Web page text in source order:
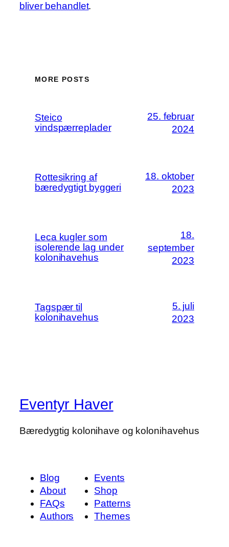
bliver behandlet.
MORE POSTS
Steico
vindspærreplader
25. februar
2024
Rottesikring af
bæredygtigt byggeri
18. oktober
2023
Leca kugler som
isolerende lag under
kolonihavehus
18.
september
2023
Tagspær til
kolonihavehus
5. juli
2023
Eventyr Haver
Bæredygtig kolonihave og kolonihavehus
Blog
About
FAQs
Authors
Events
Shop
Patterns
Themes